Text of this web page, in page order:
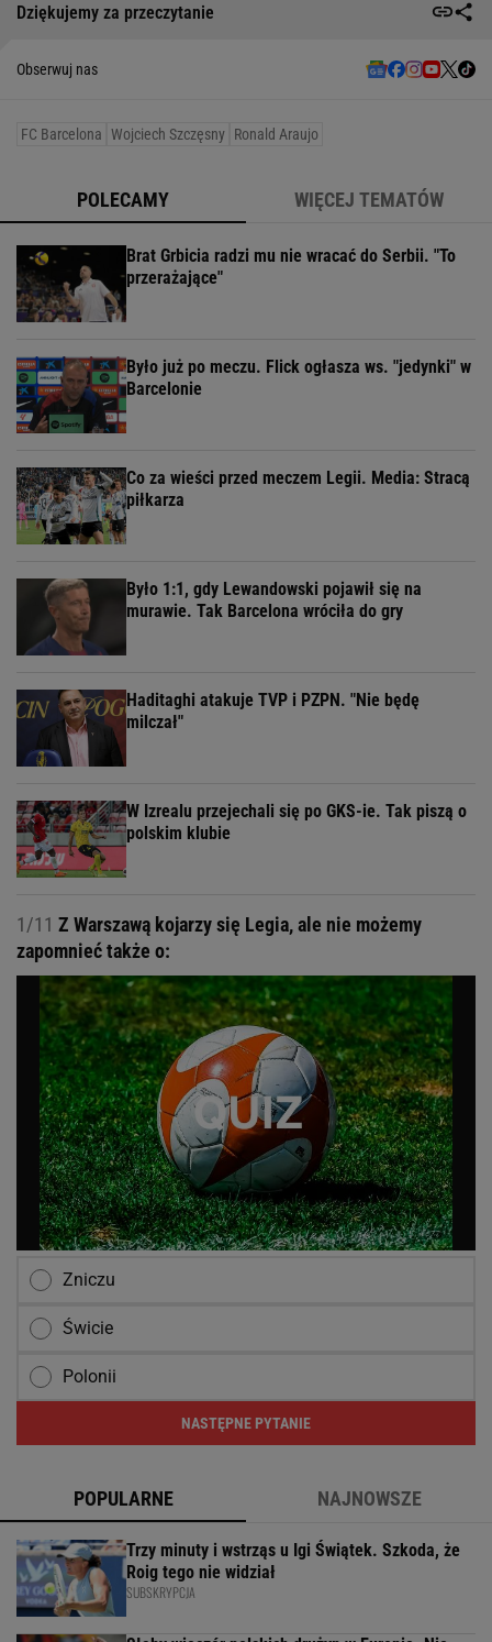
Dziękujemy za przeczytanie
Obserwuj nas
FC Barcelona Wojciech Szczęsny Ronald Araujo
POLECAMY WIĘCEJ TEMATÓW
Brat Grbicia radzi mu nie wracać do Serbii. "To
przerażające"
Było już po meczu. Flick ogłasza ws. "jedynki" w
Barcelonie
Co za wieści przed meczem Legii. Media: Stracą
piłkarza
Było 1:1, gdy Lewandowski pojawił się na
murawie. Tak Barcelona wróciła do gry
Haditaghi atakuje TVP i PZPN. "Nie będę
milczał"
W Izrealu przejechali się po GKS-ie. Tak piszą o
polskim klubie
1/11 Z Warszawą kojarzy się Legia, ale nie możemy
zapomnieć także o:
Zniczu
Świcie
Polonii
NASTĘPNE PYTANIE
POPULARNE NAJNOWSZE
Trzy minuty i wstrząs u Igi Świątek. Szkoda, że
Roig tego nie widział
SUBSKRYPCJA